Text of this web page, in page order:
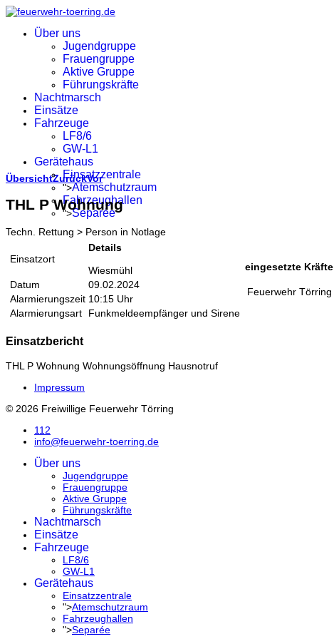
Über uns
Jugendgruppe
Frauengruppe
Aktive Gruppe
Führungskräfte
Nachtmarsch
Einsätze
Fahrzeuge
LF8/6
GW-L1
Gerätehaus
Einsatzzentrale
">Atemschutzraum
Fahrzeughallen
">Separée
ÜbersichtZurückVor
THL P Wohnung
Techn. Rettung > Person in Notlage
Einsatzort
Details
Wiesmühl
Datum
09.02.2024
Alarmierungszeit 10:15 Uhr
Alarmierungsart
Funkmeldeempfänger und Sirene
eingesetzte Kräfte
Feuerwehr Törring
Einsatzbericht
THL P Wohnung Wohnungsöffnung Hausnotruf
Impressum
© 2026 Freiwillige Feuerwehr Törring
112
info@feuerwehr-toerring.de
Über uns
Jugendgruppe
Frauengruppe
Aktive Gruppe
Führungskräfte
Nachtmarsch
Einsätze
Fahrzeuge
LF8/6
GW-L1
Gerätehaus
Einsatzzentrale
">Atemschutzraum
Fahrzeughallen
">Separée